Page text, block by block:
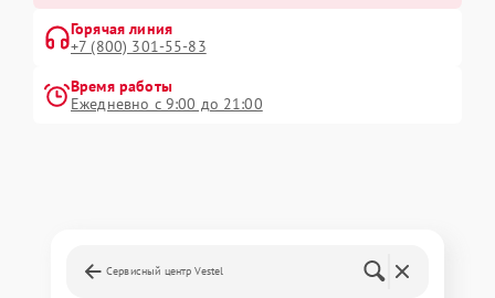
Горячая линия
+7 (800) 301-55-83
Время работы
Ежедневно с 9:00 до 21:00
Сервисный центр Vestel